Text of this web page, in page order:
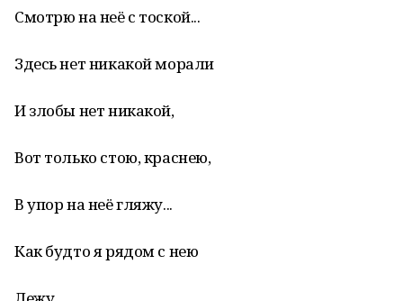
Смотрю на неё с тоской...
Здесь нет никакой морали
И злобы нет никакой,
Вот только стою, краснею,
В упор на неё гляжу...
Как будто я рядом с нею